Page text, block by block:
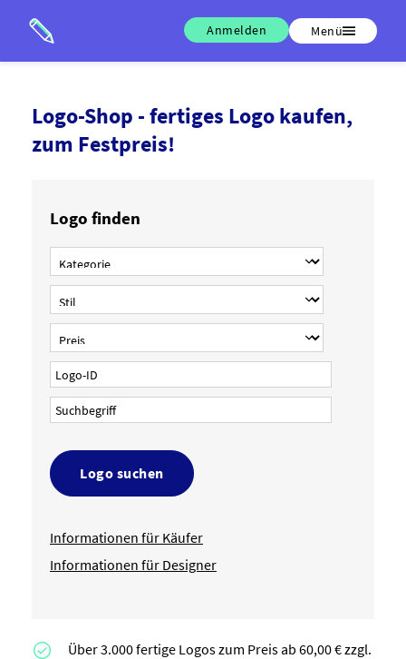
Anmelden Menü
Logo-Shop - fertiges Logo kaufen,
zum Festpreis!
Logo finden
Logo suchen
Informationen für Käufer
Informationen für Designer
Über 3.000 fertige Logos zum Preis ab 60,00 € zzgl.